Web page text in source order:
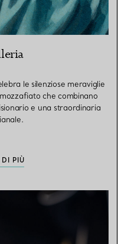
le silenziose meraviglie
che combinano
e una straordinaria
DI PIÙ